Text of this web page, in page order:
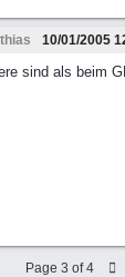
10/01/2005
sind als beim
Page 3 of 4